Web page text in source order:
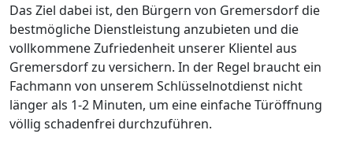
Das Ziel dabei ist, den Bürgern von Gremersdorf die
bestmögliche Dienstleistung anzubieten und die
vollkommene Zufriedenheit unserer Klientel aus
Gremersdorf zu versichern. In der Regel braucht ein
Fachmann von unserem Schlüsselnotdienst nicht
länger als 1-2 Minuten, um eine einfache Türöffnung
völlig schadenfrei durchzuführen.